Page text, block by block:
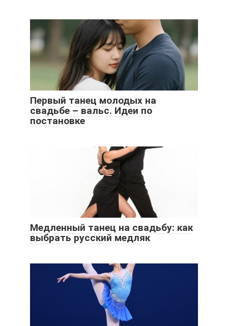
Первый танец молодых на
свадьбе – вальс. Идеи по
постановке
Медленный танец на свадьбу: как
выбрать русский медляк